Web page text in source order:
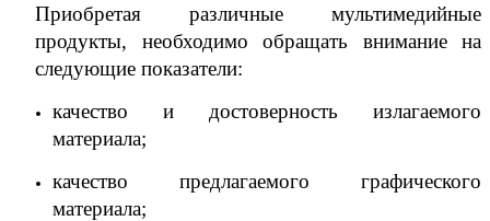
Приобретая различные мультимедийные
продукты, необходимо обращать внимание на
следующие показатели:
качество и достоверность излагаемого
материала;
качество предлагаемого графического
материала;